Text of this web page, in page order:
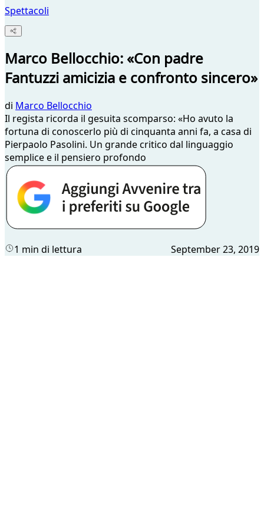
Spettacoli
Marco Bellocchio: «Con padre
Fantuzzi amicizia e confronto sincero»
di Marco Bellocchio
Il regista ricorda il gesuita scomparso: «Ho avuto la
fortuna di conoscerlo più di cinquanta anni fa, a casa di
Pierpaolo Pasolini. Un grande critico dal linguaggio
semplice e il pensiero profondo
1 min di lettura September 23, 2019